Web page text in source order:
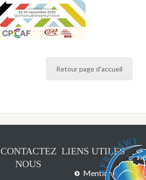
Retour page d'accueil
CONTACTEZ
NOUS
LIENS UTILES
Mentions légales